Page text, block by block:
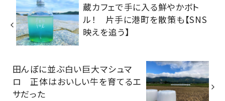
蔵カフェで手に入る鮮やかボト
ル！ 片手に港町を散策も【SNS
映えを追う】
田んぼに並ぶ白い巨大マシュマ
ロ 正体はおいしい牛を育てるエ
サだった